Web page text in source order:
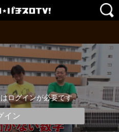
ログインが必要です。
イン